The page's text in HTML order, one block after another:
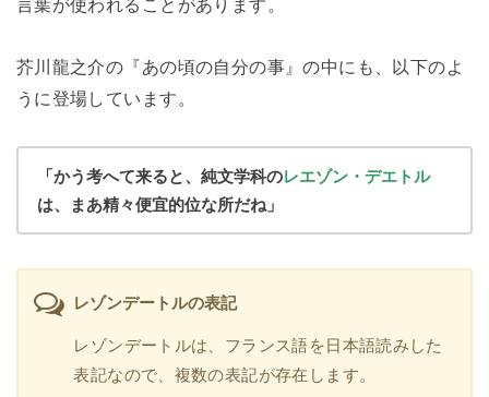
芥川龍之介の『あの頃の自分の事』の中にも、以下のよ
うに登場しています。
「かう考へて来ると、純文学科のレエゾン・デエトル
は、まあ精々便宜的位な所だね」
レゾンデートルの表記
レゾンデートルは、フランス語を日本語読みした
表記なので、複数の表記が存在します。